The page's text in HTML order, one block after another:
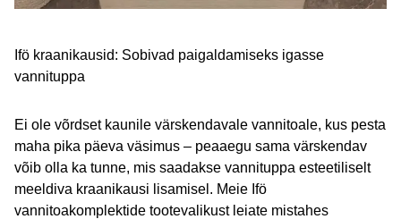
Ifö kraanikausid: Sobivad paigaldamiseks igasse
vannituppa
Ei ole võrdset kaunile värskendavale vannitoale, kus pesta
maha pika päeva väsimus – peaaegu sama värskendav
võib olla ka tunne, mis saadakse vannituppa esteetiliselt
meeldiva kraanikausi lisamisel. Meie Ifö
vannitoakomplektide tootevalikust leiate mistahes